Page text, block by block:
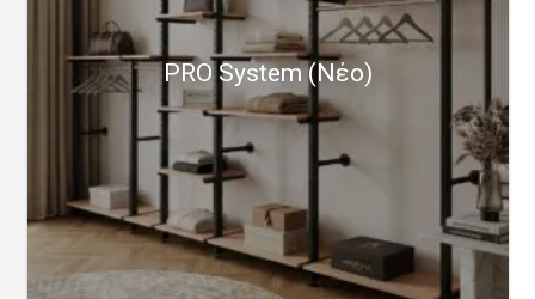
PRO System (Νέο)